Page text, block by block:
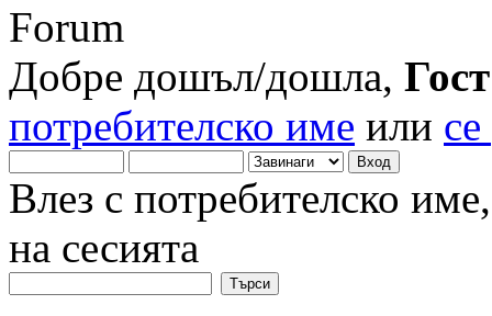
Добре дошъл/дошла, Гост
потребителско име или
Влез с потребителско
на сесията